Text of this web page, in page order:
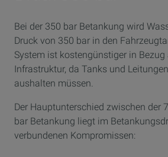
Bei der 350 bar Betankung wird
Druck von 350 bar in den
System ist kostengünstiger in
Infrastruktur, da Tanks und
aushalten müssen.
Der Hauptunterschied zwischen der
bar Betankung liegt im
verbundenen Kompromissen: